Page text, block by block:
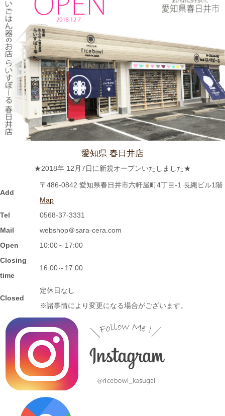
2024/3/12
≪テレビで紹介されました≫ 2019年5月18日 、東海テレビ ぐっ
さん家！『ぐっさん！オレンジと行く春日井Jeep旅！』で 山口
智充さんが白いごはん器のお店 らいすぼーる 春日井店にいらっ
しゃいました。
2024/2/22
≪おすすめ≫今日は猫の日！猫好きにはたまらないおすすめご飯
茶碗いかがでしょうか？
ツを入れたり、薬味皿としてもGOOD★
2024/2/2
≪おすすめ≫ 信楽焼のモザイクプレート数量限定販売！
2024/1/15
か？
2024/1/12
≪おすすめ≫ お正月の暴飲暴食。。。ワンプレートで彩りよく
バランスの良い食事を♪
2024/1/3
≪おすすめ≫ 七草粥の準備は出来ましたか？お粥に麺類と色々
使える小どんぶりはいかかでしょうか？
愛知県 春日井店
★2018年 12月7日に新規オープンいたしました★
Add
〒486-0842 愛知県春日井市六軒屋町4丁目-1 長縄ビル1階
Map
Tel
0568-37-3331
Mail
webshop＠sara-cera.com
Open
10:00～17:00
Closing
time
16:00～17:00
Closed
定休日なし
※諸事情により変更になる場合がございます。